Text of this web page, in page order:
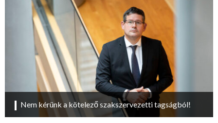
Nem kérünk a kötelező szakszervezetti tagságból!